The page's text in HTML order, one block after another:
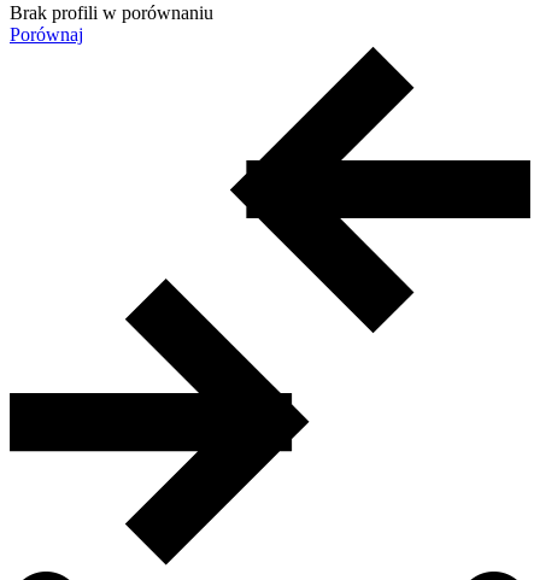
Brak profili w porównaniu
Porównaj